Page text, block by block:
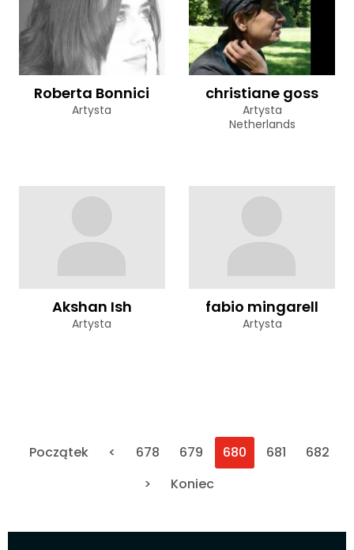
Roberta Bonnici
Artysta
christiane goss
Artysta
Netherlands
Akshan Ish
Artysta
fabio mingarell
Artysta
Początek < 678 679 680 681
682
>
Koniec